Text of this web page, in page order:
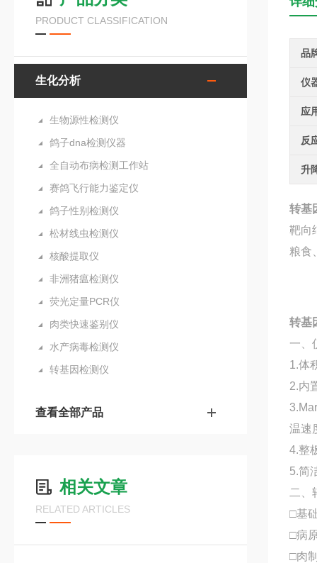
PRODUCT CLASSIFICATION
生化分析
生物源性检测仪
鸽子dna检测仪器
全自动布病检测工作站
赛鸽飞行能力鉴定仪
鸽子性别检测仪
松材线虫检测仪
核酸提取仪
非洲猪瘟检测仪
荧光定量PCR仪
肉类快速鉴别仪
水产病毒检测仪
转基因检测仪
查看全部产品
相关文章
RELATED ARTICLES
品
仪
应
反
升
转基
靶向
粮食
转基
一、
1.体
2.内
温速
4.整
5.简
二、
□基
□病
□肉